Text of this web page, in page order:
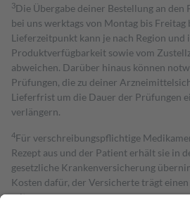
3Die Übergabe deiner Bestellung an
bei uns werktags von Montag bis Freitag
Lieferzeitpunkt kann je nach Region und
Produktverfügbarkeit sowie vom
abweichen. Darüber hinaus können
Prüfungen, die zu deiner
Lieferfrist um die Dauer der Prüfungen
verlängern.
4Für verschreibungspflichtige
Rezept aus und der Patient erhält sie in
gesetzliche Krankenversicherung
Kosten dafür, der Versicherte trägt
mit.